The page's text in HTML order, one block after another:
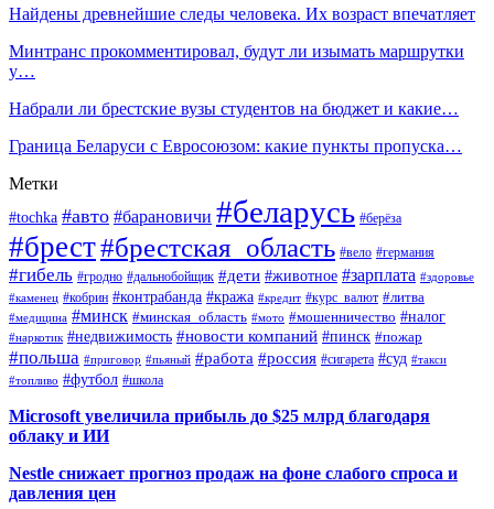
Найдены древнейшие следы человека. Их возраст впечатляет
Минтранс прокомментировал, будут ли изымать маршрутки
у…
Набрали ли брестские вузы студентов на бюджет и какие…
Граница Беларуси с Евросоюзом: какие пункты пропуска…
Метки
#tochka #авто #барановичи #беларусь #берёза
#брест#брестская_область #вело #германия
#гибель #гродно #дальнобойщик #дети #животное #зарплата #здоровье
#каменец #кобрин #контрабанда #кража #кредит #курс_валют #литва
#медицина #минск #минская_область #мото #мошенничество #налог
#наркотик #недвижимость #новости компаний #пинск #пожар
#польша #приговор #пьяный #работа #россия #сигарета #суд #такси
#топливо #футбол #школа
Microsoft увеличила прибыль до $25 млрд благодаря
облаку и ИИ
Nestle снижает прогноз продаж на фоне слабого спроса и
давления цен